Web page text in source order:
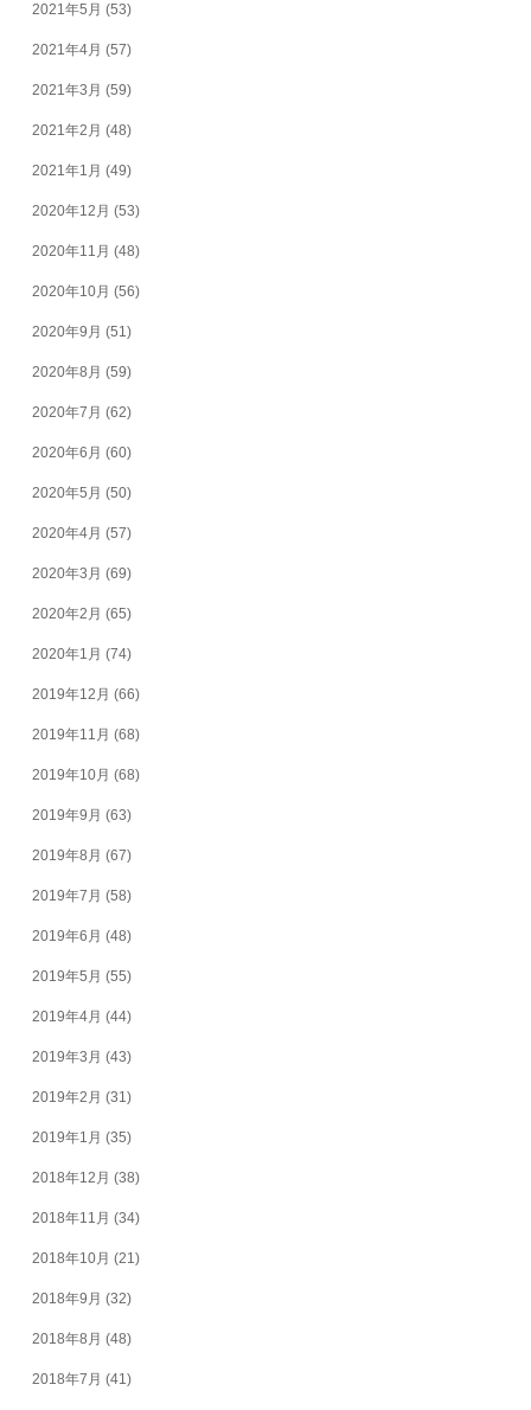
2021年5月 (53)
2021年4月 (57)
2021年3月 (59)
2021年2月 (48)
2021年1月 (49)
2020年12月 (53)
2020年11月 (48)
2020年10月 (56)
2020年9月 (51)
2020年8月 (59)
2020年7月 (62)
2020年6月 (60)
2020年5月 (50)
2020年4月 (57)
2020年3月 (69)
2020年2月 (65)
2020年1月 (74)
2019年12月 (66)
2019年11月 (68)
2019年10月 (68)
2019年9月 (63)
2019年8月 (67)
2019年7月 (58)
2019年6月 (48)
2019年5月 (55)
2019年4月 (44)
2019年3月 (43)
2019年2月 (31)
2019年1月 (35)
2018年12月 (38)
2018年11月 (34)
2018年10月 (21)
2018年9月 (32)
2018年8月 (48)
2018年7月 (41)